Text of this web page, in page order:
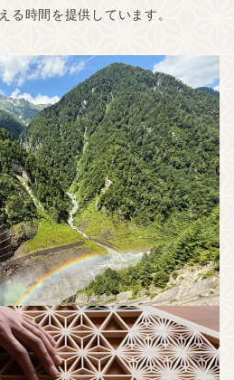
る時間を提供しています。